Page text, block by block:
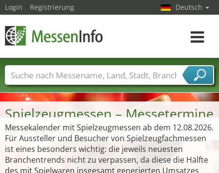
Spielzeugmessen – Messetermine
ab August 2026
Messekalender mit Spielzeugmessen ab dem 12.08.2026.
Für Aussteller und Besucher von Spielzeugfachmessen
ist eines besonders wichtig: die jeweils neuesten
Branchentrends nicht zu verpassen, da diese die Hälfte
des mit Spielwaren insgesamt generierten Umsatzes
Login Registrierung Deutsch
Toggle
Messenamen Länder Städte
Branchen
Dienstleisterbranchen